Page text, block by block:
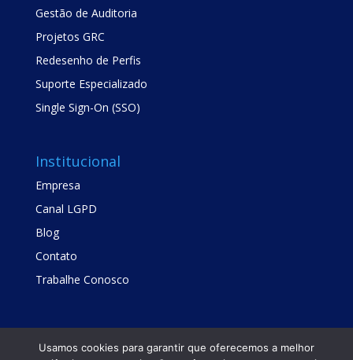
Gestão de Auditoria
Projetos GRC
Redesenho de Perfis
Suporte Especializado
Single Sign-On (SSO)
Institucional
Empresa
Canal LGPD
Blog
Contato
Trabalhe Conosco
Usamos cookies para garantir que oferecemos a melhor